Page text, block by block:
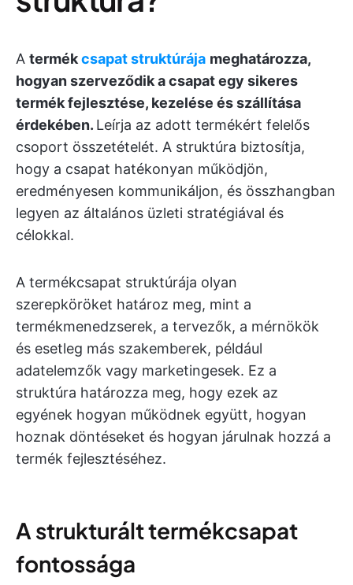
A termékcsapat struktúrája meghatározza,
hogyan szerveződik a csapat egy sikeres
termék fejlesztése, kezelése és szállítása
érdekében. Leírja az adott termékért felelős
csoport összetételét. A struktúra biztosítja,
hogy a csapat hatékonyan működjön,
eredményesen kommunikáljon, és összhangban
legyen az általános üzleti stratégiával és
célokkal.
A termékcsapat struktúrája olyan
szerepköröket határoz meg, mint a
termékmenedzserek, a tervezők, a mérnökök
és esetleg más szakemberek, például
adatelemzők vagy marketingesek. Ez a
struktúra határozza meg, hogy ezek az
egyének hogyan működnek együtt, hogyan
hoznak döntéseket és hogyan járulnak hozzá a
termék fejlesztéséhez.
A strukturált termékcsapat
fontossága